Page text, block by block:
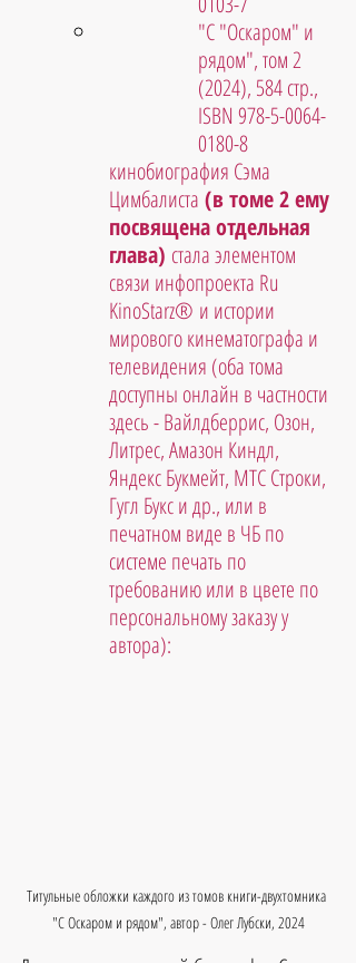
"С "Оскаром" и
рядом", том 2
(2024), 584 стр.,
ISBN 978-5-0064-
0180-8
кинобиография Сэма
Цимбалиста (в томе 2 ему
посвящена отдельная
глава) стала элементом
связи инфопроекта Ru
KinoStarz® и истории
мирового кинематографа и
телевидения (оба тома
доступны онлайн в частности
здесь - Вайлдберрис, Озон,
Литрес, Амазон Киндл,
Яндекс Букмейт, МТС Строки,
Гугл Букс и др., или в
печатном виде в ЧБ по
системе печать по
требованию или в цвете по
персональному заказу у
автора):
Титульные обложки каждого из томов книги-двухтомника
"С Оскаром и рядом", автор - Олег Лубски, 2024